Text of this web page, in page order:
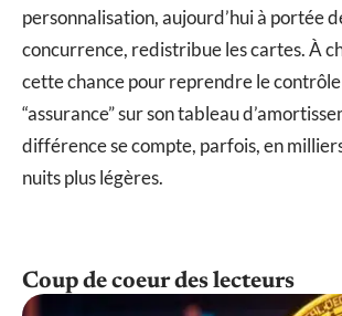
personnalisation, aujourd’hui à portée
concurrence, redistribue les cartes. À
cette chance pour reprendre le
“assurance” sur son tableau
différence se compte, parfois, en
nuits plus légères.
Coup de coeur des lecteurs